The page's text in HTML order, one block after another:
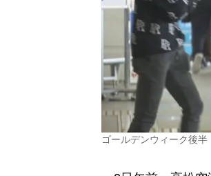
ゴールデンウィーク後